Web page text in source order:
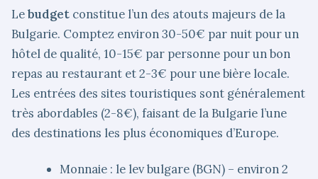
Lebudget constitue l’un des atouts majeurs de la
Bulgarie. Comptez environ 30-50€ par nuit pour un
hôtel de qualité, 10-15€ par personne pour un bon
repas au restaurant et 2-3€ pour une bière locale.
Les entrées des sites touristiques sont généralement
très abordables (2-8€), faisant de la Bulgarie l’une
des destinations les plus économiques d’Europe.
Monnaie : le lev bulgare (BGN) – environ 2